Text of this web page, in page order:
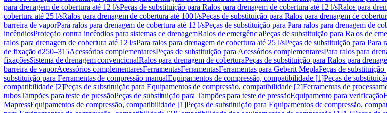
para drenagem de cobertura até 12 l/sPeças de substituição para Ralos para drenagem de cobertura até 12 l/sRalos para
cobertura até 25 l/sRalos para drenagem de cobertura até 100 l/sPeças de substituição para Ralos para drenagem de
barreira de vaporPara ralos para drenagem de cobertura até 12 l/sPeças de substituição para Para ralos para drenagem de
incêndiosProteção contra incêndios para sistemas de drenagemRalos de emergênciaPeças de substituição para Ralos de
ralos para drenagem de cobertura até 12 l/sPara ralos para drenagem de cobertura até 25 l/sPeças de substituição para Para
de fixação d250–315Acessórios complementaresPeças de substituição para Acessórios complementaresPara ralos para
fixaçõesSistema de drenagem convencionalRalos para drenagem de coberturaPeças de substituição para Ralos para
barreira de vaporAcessórios complementaresFerramentasFerramentasFerramentas para Geberit MeplaPeças de
substituição para Ferramentas de compressão manualEquipamentos de compressão, compatibilidade [1]Peças de
compatibilidade [2]Peças de substituição para Equipamentos de compressão, compatibilidade [2]Ferramentas de
tubosTampões para teste de pressãoPeças de substituição para Tampões para teste de pressãoEquipamento para verificação
MapressEquipamentos de compressão, compatibilidade [1]Peças de substituição para Equipamentos de compressão,